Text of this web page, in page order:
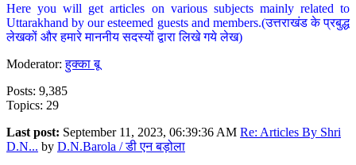
Here you will get articles on various subjects mainly related to
Uttarakhand by our esteemed guests and members.(उत्तराखंड के प्रबुद्ध
लेखकों और हमारे माननीय सदस्यों द्वारा लिखे गये लेख)
Moderator:हुक्का बू
Posts: 9,385
Topics: 29
Last post: September 11, 2023, 06:39:36 AM Re: Articles By Shri
D.N... by D.N.Barola / डी एन बड़ोला